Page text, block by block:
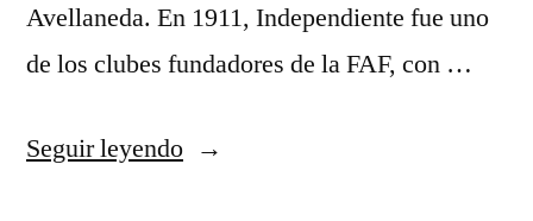
Avellaneda. En 1911, Independiente fue uno
de los clubes fundadores de la FAF, con …
Seguir leyendo«nueva